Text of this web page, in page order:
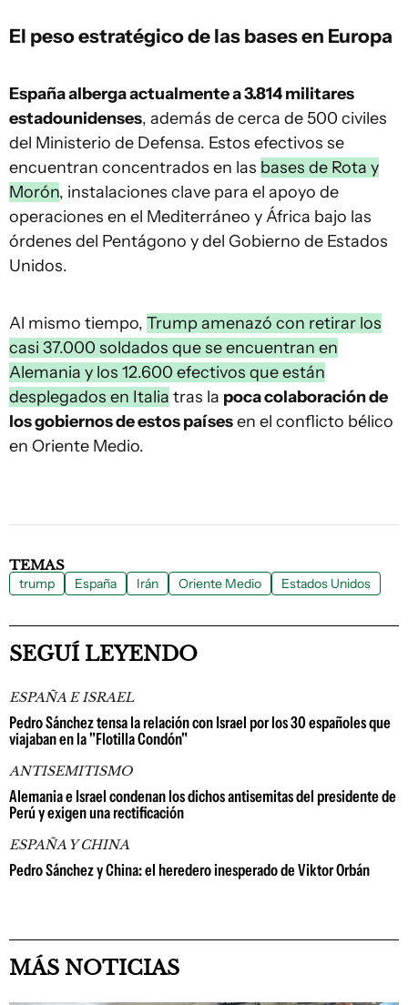
El peso estratégico de las bases en Europa
España alberga actualmente a 3.814 militares
estadounidenses, además de cerca de 500 civiles
del Ministerio de Defensa. Estos efectivos se
encuentran concentrados en las bases de Rota y
Morón, instalaciones clave para el apoyo de
operaciones en el Mediterráneo y África bajo las
órdenes del Pentágono y del Gobierno de Estados
Unidos.
Al mismo tiempo, Trump amenazó con retirar los
casi 37.000 soldados que se encuentran en
Alemania y los 12.600 efectivos que están
desplegados en Italia tras la poca colaboración de
los gobiernos de estos paísesen el conflicto bélico
en Oriente Medio.
TEMAS
trump España Irán Oriente Medio Estados Unidos
SEGUÍ LEYENDO
ESPAÑA E ISRAEL
Pedro Sánchez tensa la relación con Israel por los 30 españoles que
viajaban en la "Flotilla Condón"
ANTISEMITISMO
Alemania e Israel condenan los dichos antisemitas del presidente de
Perú y exigen una rectificación
ESPAÑA Y CHINA
Pedro Sánchez y China: el heredero inesperado de Viktor Orbán
MÁS NOTICIAS